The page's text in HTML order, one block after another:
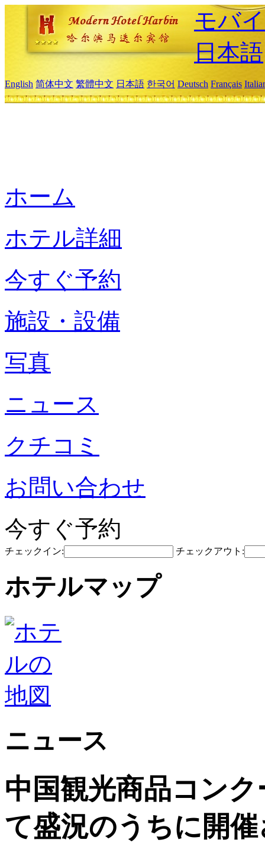
モバ
日本語
English 简体中文 繁體中文 日本語 한국어 Deutsch Français
ホーム
ホテル詳細
今すぐ予約
施設・設備
写真
ニュース
クチコミ
お問い合わせ
今すぐ予約
チェックイン: チェックアウト:
ホテルマップ
ニュース
中国観光商品コン
て盛況のうちに開